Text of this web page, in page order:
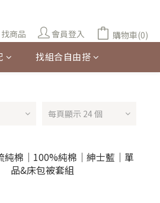
找商品 會員登入 購物車(0)
找組合自由搭
每頁顯示 24 個